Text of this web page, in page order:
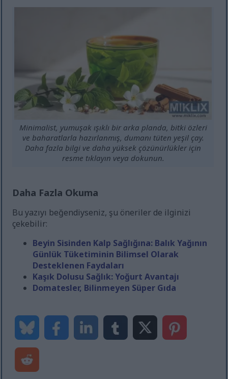
Minimalist, yumuşak ışıklı bir arka planda, bitki özleri
ve baharatlarla hazırlanmış, dumanı tüten yeşil çay.
Daha fazla bilgi ve daha yüksek çözünürlükler için
resme tıklayın veya dokunun.
Daha Fazla Okuma
Bu yazıyı beğendiyseniz, şu öneriler de ilginizi
çekebilir:
Beyin Sisinden Kalp Sağlığına: Balık Yağının
Günlük Tüketiminin Bilimsel Olarak
Desteklenen Faydaları
Kaşık Dolusu Sağlık: Yoğurt Avantajı
Domatesler, Bilinmeyen Süper Gıda